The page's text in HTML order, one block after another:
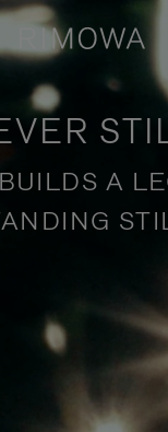
A
über
Reisen